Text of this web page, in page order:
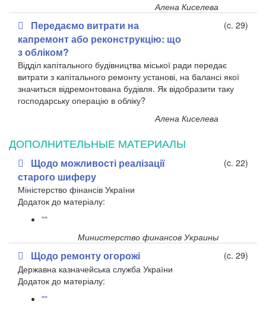
Алена Киселева
Передаємо витрати на
капремонт або реконструкцію: що
з обліком?
(c. 29)
Відділ капітального будівництва міської ради передає
витрати з капітального ремонту установі, на балансі якої
значиться відремонтована будівля. Як відобразити таку
господарську операцію в обліку?
Алена Киселева
ДОПОЛНИТЕЛЬНЫЕ МАТЕРИАЛЫ
Щодо можливості реалізації
старого шиферу
(c. 22)
Міністерство фінансів України
​Додаток до матеріалу:
""
Министерство финансов Украины
Щодо ремонту огорожі
(c. 29)
Державна казначейська служба України
​Додаток до матеріалу:
""